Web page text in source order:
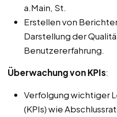
a.Main, St.
Erstellen von
Darstellung der
Benutzererfahrung.
Überwachung von KPIs:
Verfolgung wichtiger
(KPIs) wie